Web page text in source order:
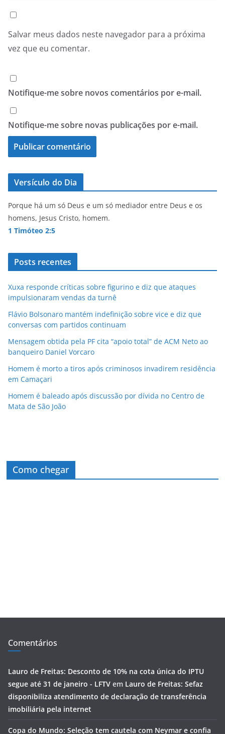
Salvar meus dados neste navegador para a próxima
vez que eu comentar.
Notifique-me sobre novos comentários por e-mail.
Notifique-me sobre novas publicações por e-mail.
Versículo do Dia
Porque há um só Deus e um só mediador entre Deus e os
homens, Jesus Cristo, homem.
1 Timóteo 2:5
Posts recentes
Xuxa responde críticas sobre figurino e diz que ataques
impulsionaram vendas da turnê
Flávio Bolsonaro mantém indefinição sobre vice e diz que
conversas com partidos continuam
Mensagem obtida pela PF cita “apoio total” de ACM Neto ao
banqueiro Daniel Vorcaro
Homem é morto a tiros após criminosos invadirem residência
em Camaçari
Homem é baleado após discussão por dívida no Centro de
Mata de São João
Como chegar
Comentários
Lauro de Freitas: Desconto de 10% na cota única do IPTU
segue até 31 de janeiro - LFTV em Lauro de Freitas: Sefaz
disponibiliza atendimento de declaração de transferência
imobiliária pela internet
Copa do Mundo: Seleção tem cautela com Neymar e confia